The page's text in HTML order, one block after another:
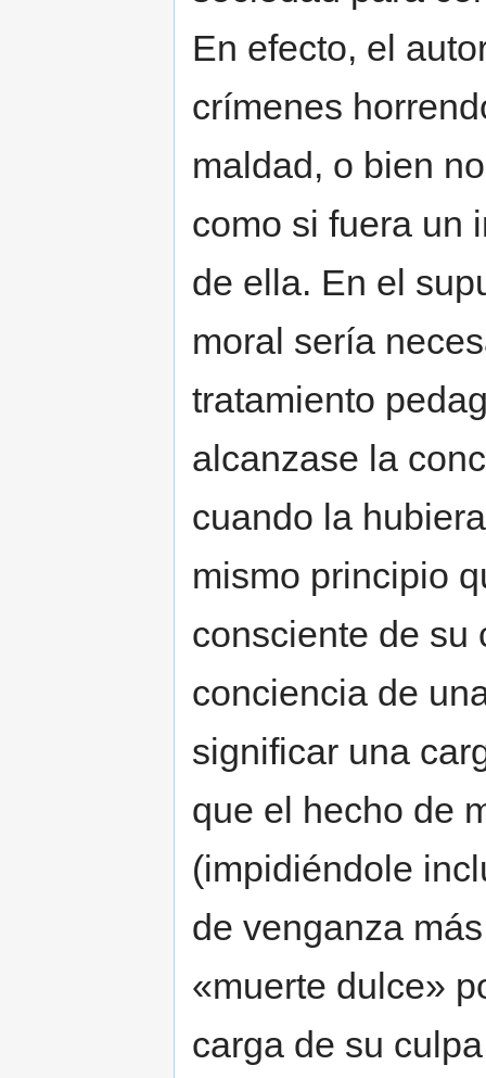
En efecto, el
crímenes
maldad, o bien
como si fuera un
de ella. En el
moral sería
tratamiento
alcanzase la
cuando la
mismo principio
consciente de su
conciencia de
significar una
que el hecho de
(impidiéndole
de venganza
«muerte dulce»
carga de su